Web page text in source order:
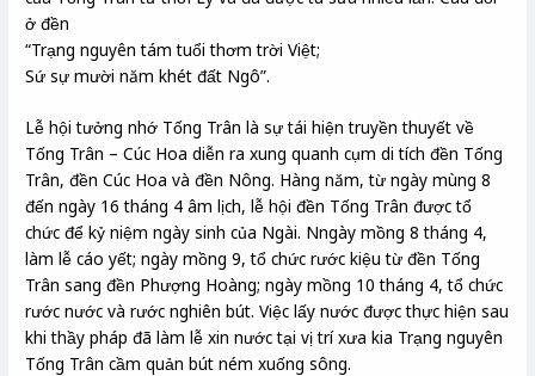
ở đền
“Trạng nguyên tám tuổi thơm trời Việt;
Sứ sự mười năm khét đất Ngô”.
Lễ hội tưởng nhớ Tống Trân là sự tái hiện truyền thuyết về
Tống Trân – Cúc Hoa diễn ra xung quanh cụm di tích đền Tống
Trân, đền Cúc Hoa và đền Nông. Hàng năm, từ ngày mùng 8
đến ngày 16 tháng 4 âm lịch, lễ hội đền Tống Trân được tổ
chức để kỷ niệm ngày sinh của Ngài. Nngày mồng 8 tháng 4,
làm lễ cáo yết; ngày mồng 9, tổ chức rước kiệu từ đền Tống
Trân sang đền Phượng Hoàng; ngày mồng 10 tháng 4, tổ chức
rước nước và rước nghiên bút. Việc lấy nước được thực hiện sau
khi thầy pháp đã làm lễ xin nước tại vị trí xưa kia Trạng nguyên
Tống Trân cầm quản bút ném xuống sông.